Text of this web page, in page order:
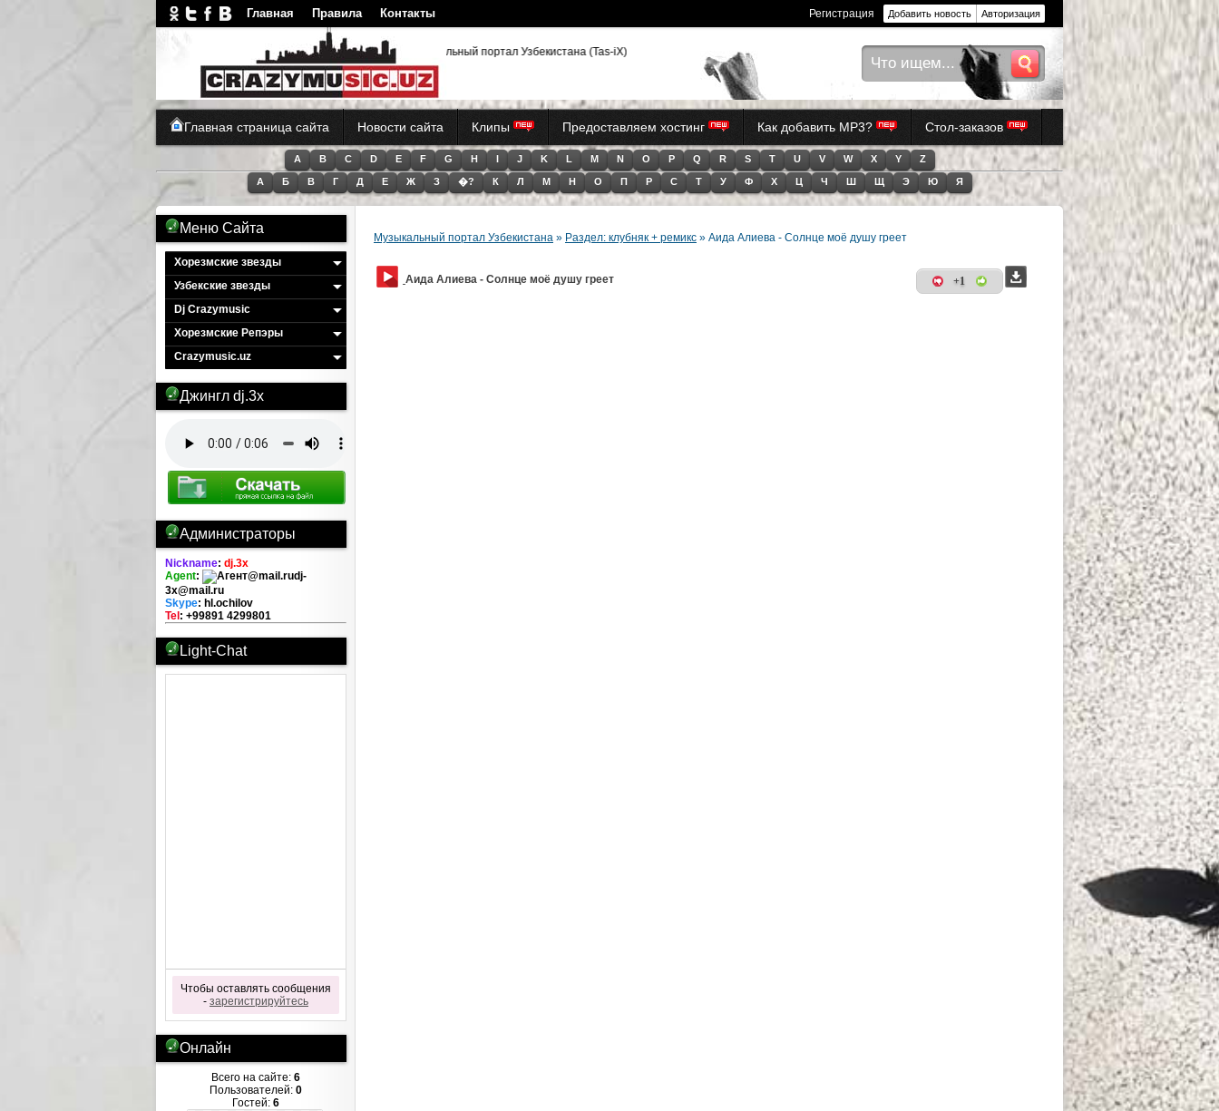
Главная Правила Контакты Регистрация Добавить новость Авторизация
CrazyMusic.uz - Музыкальный портал Узбекистана (Tas-iX)
Главная страница сайта Новости сайта Клипы Предоставляем хостинг Как добавить MP3? Стол-заказов
A B C D E F G H I J K L M N O P Q R S T U V W X Y Z
А Б В Г Д Е Ж З �? К Л М Н О П Р С Т У Ф Х Ц Ч Ш Щ Э Ю Я
Меню Сайта
Хорезмские звезды
Узбекские звезды
Dj Crazymusic
Хорезмские Репэры
Crazymusic.uz
Джингл dj.3x
Администраторы
Nickname: dj.3x
Agent:
dj-
3x@mail.ru
Skype: hl.ochilov
Tel : +99891 4299801
Light-Chat
Чтобы оставлять сообщения
- зарегистрируйтесь
Онлайн
Всего на сайте: 6
Пользователей: 0
Гостей: 6
Музыкальный портал Узбекистана » Раздел: клубняк + ремикс » Аида Алиева - Солнце моё душу греет
Аида Алиева - Солнце моё душу греет +1